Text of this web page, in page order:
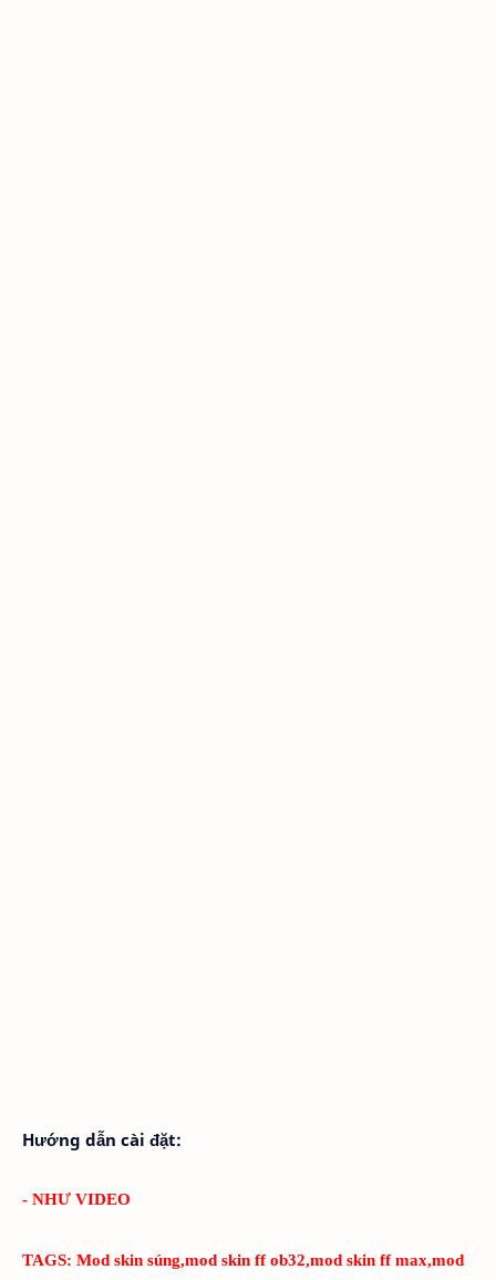
Hướng dẫn cài đặt:
- NHƯ VIDEO
TAGS: Mod skin súng,mod skin ff ob32,mod skin ff max,mod